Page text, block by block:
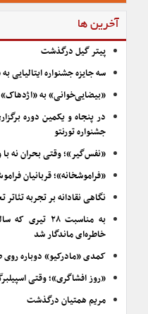
آخرین ها
پیتر گیل درگذشت
سه جایزه جشنواره ایتالیایی
«بیضایی‌خوانی» به
در پنجاه و یکمین دوره
جشنواره تورنتو
«نفس‌گیر»؛ وقتی بحران نه
«فراموشخانه»؛ قربانیان
نگاهی نقادانه بر تجربه
به مناسبت ۲۸
خاطره‌ای ماندگار شد
کمدی «مادرکیو» دوباره
«روز افشاگری»؛ وقتی
مریم همتیان درگذشت